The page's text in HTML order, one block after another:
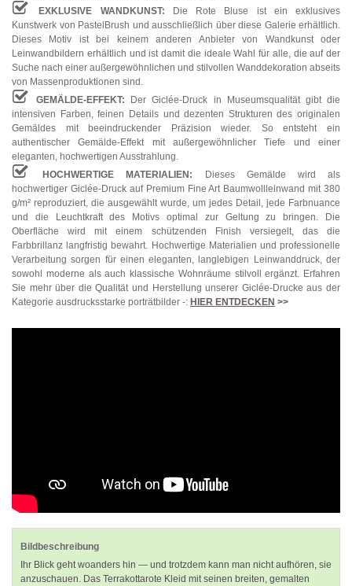
EXKLUSIVE WANDKUNST:
Die Rote Bluse ist ein exklusives
Kunstwerk von PastelBrush und ausschließlich über diese Galerie erhältlich.
Dieses Motiv ist bei keinem anderen Anbieter von Wandkunst oder
Leinwandbildern erhältlich und ist damit die ideale Wahl für alle, die auf der
Suche nach einer außergewöhnlichen und stilvollen Wanddekoration abseits
von Massenproduktionen sind.
GEMÄLDE-EFFEKT: Der Giclée-Druck in Museumsqualität gibt die
intensiven Farben, feinen Details und dezenten Strukturen des originalen
Gemäldes mit beeindruckender Präzision wieder. So entsteht ein
authentischer Gemälde-Effekt mit außergewöhnlicher Tiefe und einer
eleganten, hochwertigen Ausstrahlung.
HOCHWERTIGE MATERIALIEN: Dieses Gemälde wird als
hochwertiger Giclée-Druck auf Premium Fine Art Baumwollleinwand mit 380
g/m² reproduziert, die ausgewählt wurde, um jedes Detail, jede Farbnuance
und die Leuchtkraft des Motivs optimal zur Geltung zu bringen. Die
Oberfläche wird mit einem schützenden Finish versiegelt, das die
Farbbrillanz langfristig bewahrt. Hochwertige Materialien und professionelle
Verarbeitung sorgen für einen eleganten, langlebigen Leinwanddruck, der
sowohl moderne als auch klassische Wohnräume stilvoll ergänzt. Erfahren
Sie mehr über die Qualität und Herstellung unserer Giclée-Drucke aus der
Kategorie ausdrucksstarke porträtbilder -: HIER ENTDECKEN >>
Bildbeschreibung
Ihr Blick geht woanders hin — und trotzdem kann man nicht aufhören, sie
anzuschauen. Das Terrakottarote Kleid mit seinen breiten, gemalten